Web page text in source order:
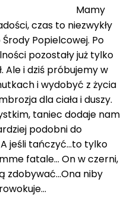
Mamy
czas to niezwykły
Popielcowej. Po
pozostały już tylko
Ale i dziś próbujemy w
i wydobyć z życia
dla ciała i duszy.
taniec dodaje nam
podobni do
jeśli tańczyć…to tylko
fatale… On w czerni,
zdobywać…Ona niby